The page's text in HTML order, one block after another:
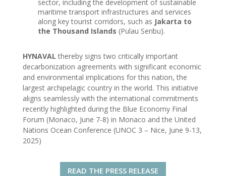
sector, including the development of sustainable
maritime transport infrastructures and services
along key tourist corridors, such as Jakarta to
the Thousand Islands (Pulau Seribu).
HYNAVAL thereby signs two critically important
decarbonization agreements with significant economic
and environmental implications for this nation, the
largest archipelagic country in the world. This initiative
aligns seamlessly with the international commitments
recently highlighted during the Blue Economy Final
Forum (Monaco, June 7-8) in Monaco and the United
Nations Ocean Conference (UNOC 3 – Nice, June 9-13,
2025)
READ THE PRESS RELEASE